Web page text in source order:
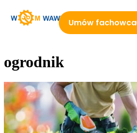
treści
Umów fachowca
ogrodnik